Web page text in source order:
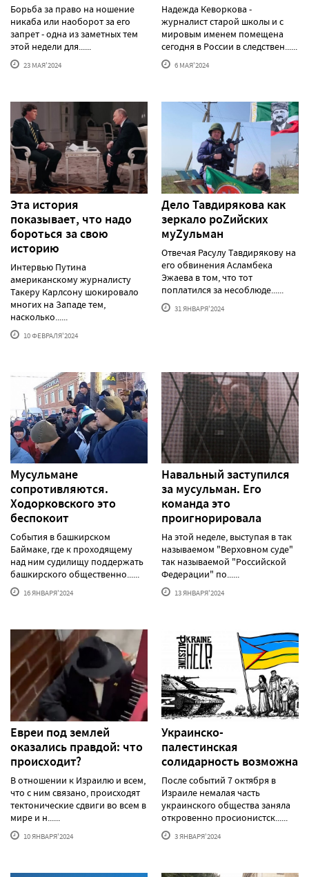
Борьба за право на ношение
никаба или наоборот за его
запрет - одна из заметных тем
этой недели для......
23 МАЯ'2024
Надежда Кеворкова -
журналист старой школы и с
мировым именем помещена
сегодня в России в следствен......
6 МАЯ'2024
Эта история
показывает, что надо
бороться за свою
историю
Интервью Путина
американскому журналисту
Такеру Карлсону шокировало
многих на Западе тем,
насколько......
10 ФЕВРАЛЯ'2024
Дело Тавдирякова как
зеркало роZийских
муZульман
Отвечая Расулу Тавдирякову на
его обвинения Асламбека
Эжаева в том, что тот
поплатился за несоблюде......
31 ЯНВАРЯ'2024
Мусульмане
сопротивляются.
Ходорковского это
беспокоит
События в башкирском
Баймаке, где к проходящему
над ним судилищу поддержать
башкирского общественно......
16 ЯНВАРЯ'2024
Навальный заступился
за мусульман. Его
команда это
проигнорировала
На этой неделе, выступая в так
называемом "Верховном суде"
так называемой "Российской
Федерации" по......
13 ЯНВАРЯ'2024
Евреи под землей
оказались правдой: что
происходит?
В отношении к Израилю и всем,
что с ним связано, происходят
тектонические сдвиги во всем в
мире и н......
10 ЯНВАРЯ'2024
Украинско-
палестинская
солидарность возможна
После событий 7 октября в
Израиле немалая часть
украинского общества заняла
откровенно просионистск......
3 ЯНВАРЯ'2024